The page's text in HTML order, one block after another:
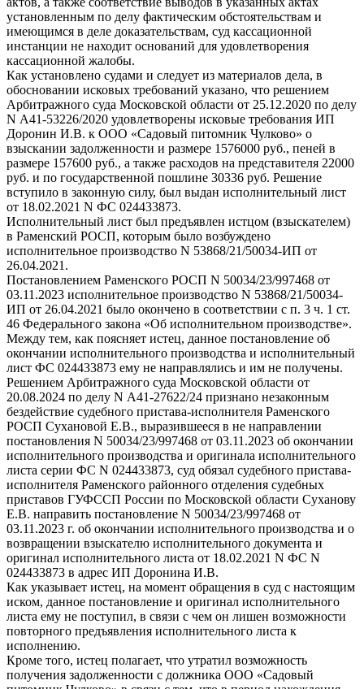
установленным по делу фактическим обстоятельствам и
имеющимся в деле доказательствам, суд кассационной
инстанции не находит оснований для удовлетворения
кассационной жалобы.
Как установлено судами и следует из материалов дела, в
обосновании исковых требований указано, что решением
Арбитражного суда Московской области от 25.12.2020 по делу
N А41-53226/2020 удовлетворены исковые требования ИП
Доронин И.В. к ООО «Садовый питомник Чулково» о
взыскании задолженности и размере 1576000 руб., пеней в
размере 157600 руб., а также расходов на представителя 22000
руб. и по государственной пошлине 30336 руб. Решение
вступило в законную силу, был выдан исполнительный лист
от 18.02.2021 N ФС 024433873.
Исполнительный лист был предъявлен истцом (взыскателем)
в Раменский РОСП, которым было возбуждено
исполнительное производство N 53868/21/50034-ИП от
26.04.2021.
Постановлением Раменского РОСП N 50034/23/997468 от
03.11.2023 исполнительное производство N 53868/21/50034-
ИП от 26.04.2021 было окончено в соответствии с п. 3 ч. 1 ст.
46 Федерального закона «Об исполнительном производстве».
Между тем, как поясняет истец, данное постановление об
окончании исполнительного производства и исполнительный
лист ФС 024433873 ему не направлялись и им не получены.
Решением Арбитражного суда Московской области от
20.08.2024 по делу N А41-27622/24 признано незаконным
бездействие судебного пристава-исполнителя Раменского
РОСП Сухановой Е.В., выразившееся в не направлении
постановления N 50034/23/997468 от 03.11.2023 об окончании
исполнительного производства и оригинала исполнительного
листа серии ФС N 024433873, суд обязал судебного пристава-
исполнителя Раменского районного отделения судебных
приставов ГУФССП России по Московской области Суханову
Е.В. направить постановление N 50034/23/997468 от
03.11.2023 г. об окончании исполнительного производства и о
возвращении взыскателю исполнительного документа и
оригинал исполнительного листа от 18.02.2021 N ФС N
024433873 в адрес ИП Доронина И.В.
Как указывает истец, на момент обращения в суд с настоящим
иском, данное постановление и оригинал исполнительного
листа ему не поступил, в связи с чем он лишен возможности
повторного предъявления исполнительного листа к
исполнению.
Кроме того, истец полагает, что утратил возможность
получения задолженности с должника ООО «Садовый